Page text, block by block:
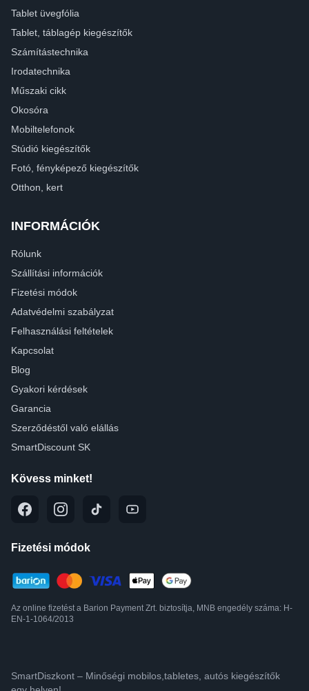
Tablet üvegfólia
Tablet, táblagép kiegészítők
Számítástechnika
Irodatechnika
Műszaki cikk
Okosóra
Mobiltelefonok
Stúdió kiegészítők
Fotó, fényképező kiegészítők
Otthon, kert
INFORMÁCIÓK
Rólunk
Szállítási információk
Fizetési módok
Adatvédelmi szabályzat
Felhasználási feltételek
Kapcsolat
Blog
Gyakori kérdések
Garancia
Szerződéstől való elállás
SmartDiscount SK
Kövess minket!
Fizetési módok
Az online fizetést a Barion Payment Zrt. biztosítja, MNB engedély száma: H-
EN-1-1064/2013
SmartDiszkont – Minőségi mobilos,tabletes, autós kiegészítők